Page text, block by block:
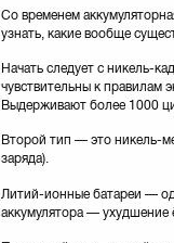
Со временем
узнать, какие вообще
Начать следует с никель-
чувствительны к правилам
Выдерживают более 1000
Второй тип — это никель-
заряда).
Литий-ионные батареи —
аккумулятора — ухудшение